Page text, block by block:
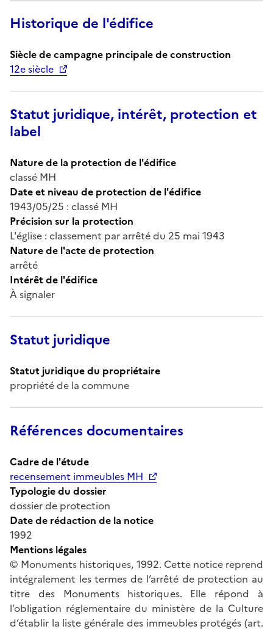
Historique de l'édifice
Siècle de campagne principale de construction
12e siècle
Statut juridique, intérêt, protection et
label
Nature de la protection de l'édifice
classé MH
Date et niveau de protection de l'édifice
1943/05/25 : classé MH
Précision sur la protection
L'église : classement par arrêté du 25 mai 1943
Nature de l'acte de protection
arrêté
Intérêt de l'édifice
À signaler
Statut juridique
Statut juridique du propriétaire
propriété de la commune
Références documentaires
Cadre de l'étude
recensement immeubles MH
Typologie du dossier
dossier de protection
Date de rédaction de la notice
1992
Mentions légales
© Monuments historiques, 1992. Cette notice reprend
intégralement les termes de l’arrêté de protection au
titre des Monuments historiques. Elle répond à
l’obligation réglementaire du ministère de la Culture
d’établir la liste générale des immeubles protégés (art.